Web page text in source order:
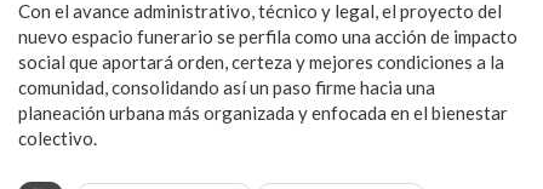
Con el avance administrativo, técnico y legal, el proyecto del
nuevo espacio funerario se perfila como una acción de impacto
social que aportará orden, certeza y mejores condiciones a la
comunidad, consolidando así un paso firme hacia una
planeación urbana más organizada y enfocada en el bienestar
colectivo.